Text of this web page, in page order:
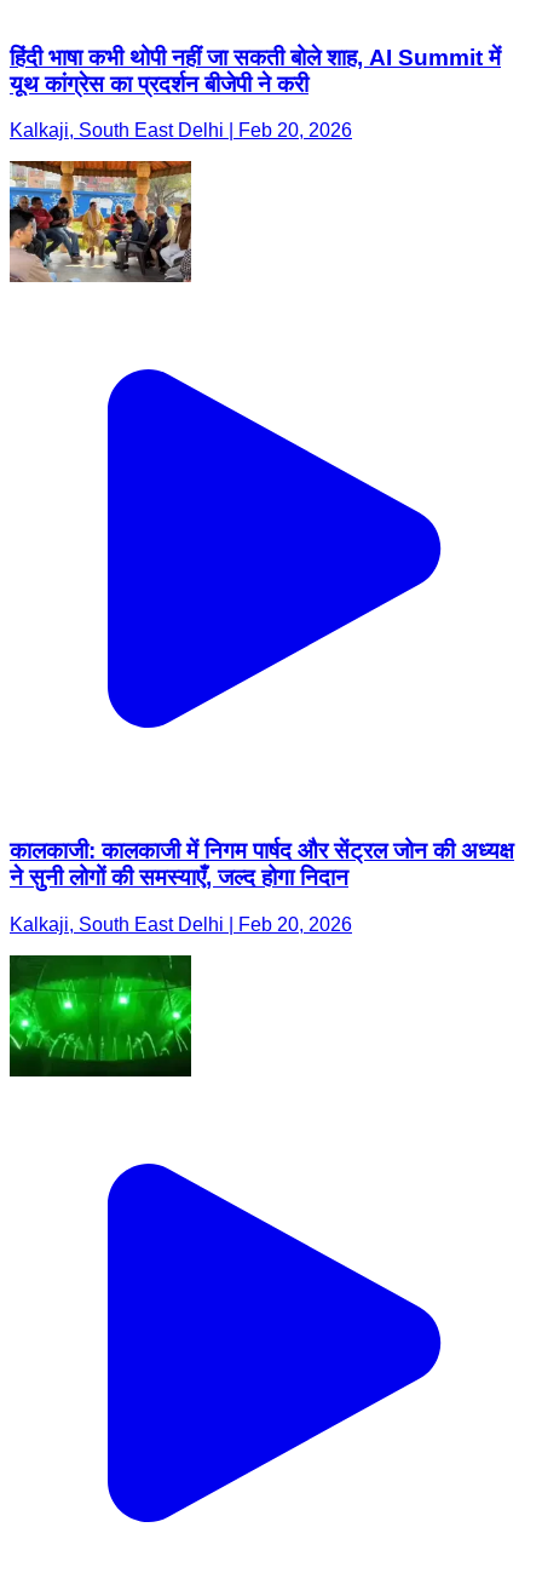
हिंदी भाषा कभी थोपी नहीं जा सकती बोले शाह, AI Summit में
यूथ कांग्रेस का प्रदर्शन बीजेपी ने करी
Kalkaji, South East Delhi | Feb 20, 2026
कालकाजी: कालकाजी में निगम पार्षद और सेंट्रल जोन की अध्यक्ष
ने सुनी लोगों की समस्याएँ, जल्द होगा निदान
Kalkaji, South East Delhi | Feb 20, 2026